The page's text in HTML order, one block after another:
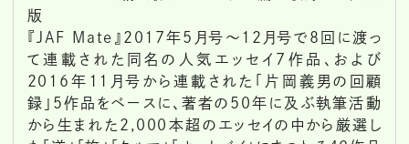
版
『JAF Mate』2017年5月号～12月号で8回に渡っ
て連載された同名の人気エッセイ７作品、および
2016年11月号から連載された「片岡義男の回顧
録」５作品をベースに、著者の50年に及ぶ執筆活動
から生まれた2,000本超のエッセイの中から厳選し